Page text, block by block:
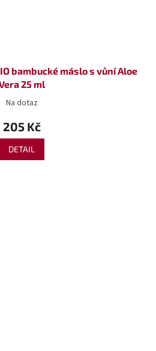
bambucké máslo s vůní Aloe
25 ml
Na dotaz
205 Kč
DETAIL